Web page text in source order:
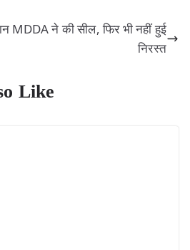
MDDA ने की सील, फिर भी नहीं हुई
निरस्त
Like